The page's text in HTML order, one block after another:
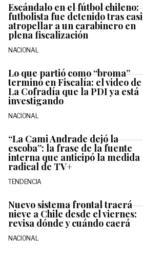
Escándalo en el fútbol chileno:
futbolista fue detenido tras casi
atropellar a un carabinero en
plena fiscalización
NACIONAL
Lo que partió como “broma”
terminó en Fiscalía: el video de
La Cofradía que la PDI ya está
investigando
NACIONAL
“La Cami Andrade dejó la
escoba”: la frase de la fuente
interna que anticipó la medida
radical de TV+
TENDENCIA
Nuevo sistema frontal traerá
nieve a Chile desde el viernes:
revisa dónde y cuándo caerá
NACIONAL